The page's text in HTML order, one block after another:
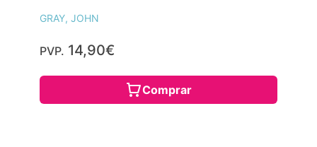
GRAY, JOHN
PVP. 14,90€
Comprar